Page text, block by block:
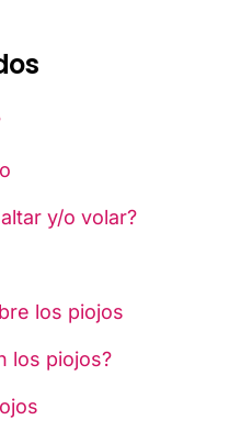
y/o volar?
los piojos
los piojos?